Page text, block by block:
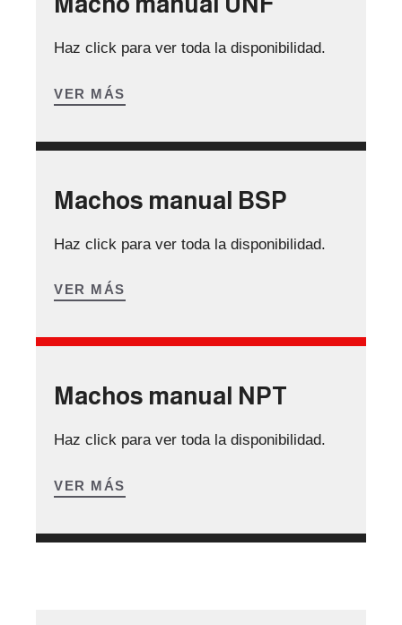
Haz click para ver toda la disponibilidad.
VER MÁS
Machos manual BSP
Haz click para ver toda la disponibilidad.
VER MÁS
Machos manual NPT
Haz click para ver toda la disponibilidad.
VER MÁS